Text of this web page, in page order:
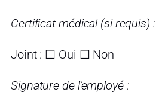
Certificat médical (si requis) :
Joint : ☐ Oui ☐ Non
Signature de l’employé :